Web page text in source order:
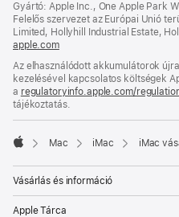
nyílik
meg)
Gyártó: Apple Inc., One Apple Park
Felelős szervezet az Európai Unió
Limited, Hollyhill Industrial Estate,
apple.com(új
nyílik
meg)
Az elhasználódott akkumulátorok
kezelésével kapcsolatos költségek
a regulatoryinfo.apple.com/
tájékoztatás.
Mac iMac iMac
Vásárlás és információ
Apple Tárca